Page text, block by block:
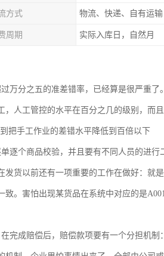
方式 物流、快递、自有运输
周期 实际入库日，自然月
万分之五的准差错率，已经算是很严重了
人工管控的水平在百分之几的级别，而
把手工作业的差错水平降低到百倍以下
逐个商品校验，并且要有不同人员的进行
货以前还有一项重要的工作在做好：就
。害怕出现某货品在系统中对应的是
完成赔偿后，赔偿款项要有一个分担机制